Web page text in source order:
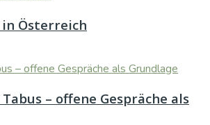
Österreich
– offene Gespräche als